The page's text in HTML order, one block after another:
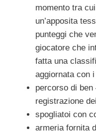
momento tra
un’apposita
punteggi che
giocatore che
fatta una
aggiornata con
percorso di
registrazione
spogliatoi con
armeria fornita